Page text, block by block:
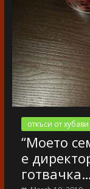
откъси от
“Моето
е